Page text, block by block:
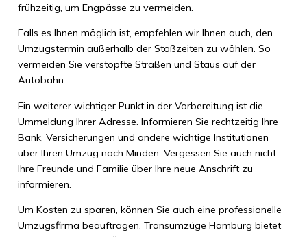
frühzeitig, um Engpässe zu vermeiden.
Falls es Ihnen möglich ist, empfehlen wir Ihnen auch, den
Umzugstermin außerhalb der Stoßzeiten zu wählen. So
vermeiden Sie verstopfte Straßen und Staus auf der
Autobahn.
Ein weiterer wichtiger Punkt in der Vorbereitung ist die
Ummeldung Ihrer Adresse. Informieren Sie rechtzeitig Ihre
Bank, Versicherungen und andere wichtige Institutionen
über Ihren Umzug nach Minden. Vergessen Sie auch nicht
Ihre Freunde und Familie über Ihre neue Anschrift zu
informieren.
Um Kosten zu sparen, können Sie auch eine professionelle
Umzugsfirma beauftragen. Transumzüge Hamburg bietet